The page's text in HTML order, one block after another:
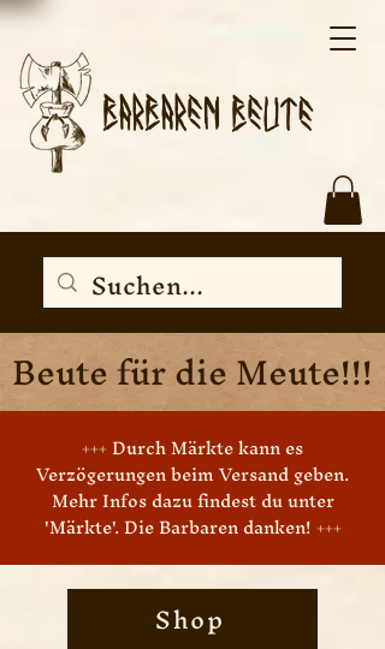
Beute für die Meute!!!
+++ Durch Märkte kann es
Verzögerungen beim Versand geben.
Mehr Infos dazu findest du unter
'Märkte'. Die Barbaren danken! +++
Shop